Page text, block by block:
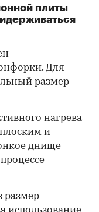
плиты
Для
размер
нагрева
и
днище
размер